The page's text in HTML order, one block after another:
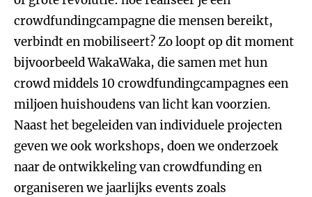
crowdfundingcampagne die mensen bereikt,
verbindt en mobiliseert? Zo loopt op dit moment
bijvoorbeeld WakaWaka, die samen met hun
crowd middels 10 crowdfundingcampagnes een
miljoen huishoudens van licht kan voorzien.
Naast het begeleiden van individuele projecten
geven we ook workshops, doen we onderzoek
naar de ontwikkeling van crowdfunding en
organiseren we jaarlijks events zoals